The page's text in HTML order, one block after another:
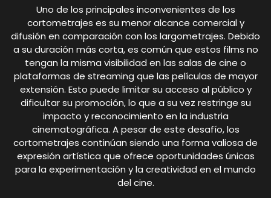
Uno de los principales inconvenientes de los
cortometrajes es su menor alcance comercial y
difusión en comparación con los largometrajes. Debido
a su duración más corta, es común que estos films no
tengan la misma visibilidad en las salas de cine o
plataformas de streaming que las películas de mayor
extensión. Esto puede limitar su acceso al público y
dificultar su promoción, lo que a su vez restringe su
impacto y reconocimiento en la industria
cinematográfica. A pesar de este desafío, los
cortometrajes continúan siendo una forma valiosa de
expresión artística que ofrece oportunidades únicas
para la experimentación y la creatividad en el mundo
del cine.